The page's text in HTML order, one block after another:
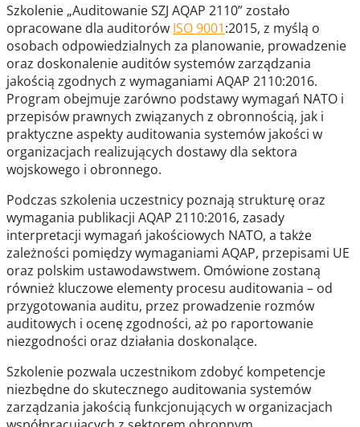
Szkolenie „Auditowanie SZJ AQAP 2110” zostało
opracowane dla auditorów ISO 9001:2015, z myślą o
osobach odpowiedzialnych za planowanie, prowadzenie
oraz doskonalenie auditów systemów zarządzania
jakością zgodnych z wymaganiami AQAP 2110:2016.
Program obejmuje zarówno podstawy wymagań NATO i
przepisów prawnych związanych z obronnością, jak i
praktyczne aspekty auditowania systemów jakości w
organizacjach realizujących dostawy dla sektora
wojskowego i obronnego.
Podczas szkolenia uczestnicy poznają strukturę oraz
wymagania publikacji AQAP 2110:2016, zasady
interpretacji wymagań jakościowych NATO, a także
zależności pomiędzy wymaganiami AQAP, przepisami UE
oraz polskim ustawodawstwem. Omówione zostaną
również kluczowe elementy procesu auditowania – od
przygotowania auditu, przez prowadzenie rozmów
auditowych i ocenę zgodności, aż po raportowanie
niezgodności oraz działania doskonalące.
Szkolenie pozwala uczestnikom zdobyć kompetencje
niezbędne do skutecznego auditowania systemów
zarządzania jakością funkcjonujących w organizacjach